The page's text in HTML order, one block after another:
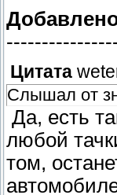
Цитата
Слышал от
Да, есть
любой
том,